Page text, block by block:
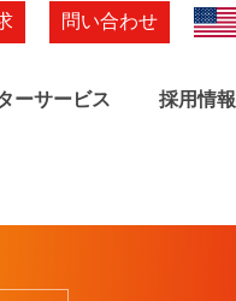
問い合わせ
ーサービス 採用情報